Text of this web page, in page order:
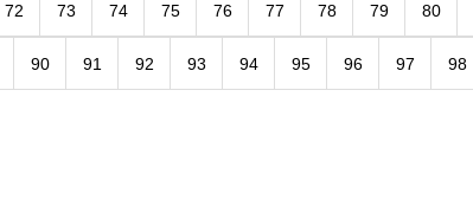
72 73 74 75 76 77 78 79 80
90 91 92 93 94 95 96 97 98